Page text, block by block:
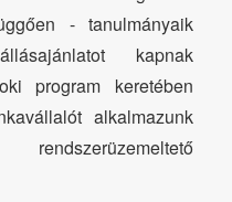
- tanulmányaik
kapnak
program keretében
alkalmazunk